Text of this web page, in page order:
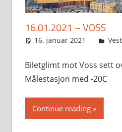
16.01.2021 – VOSS
16. januar 2021
Biletglimt mot Voss sett
Målestasjon med -20C
Continue reading